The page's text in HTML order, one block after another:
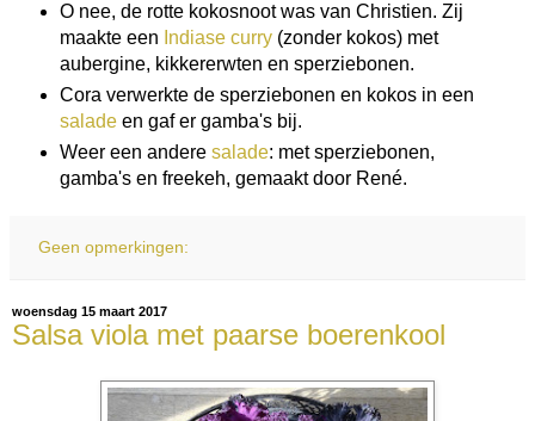
O nee, de rotte kokosnoot was van Christien. Zij
maakte een Indiase curry (zonder kokos) met
aubergine, kikkererwten en sperziebonen.
Cora verwerkte de sperziebonen en kokos in een
saladeen gaf er gamba's bij.
Weer een andere salade: met sperziebonen,
gamba's en freekeh, gemaakt door René.
Geen opmerkingen:
woensdag 15 maart 2017
Salsa viola met paarse boerenkool